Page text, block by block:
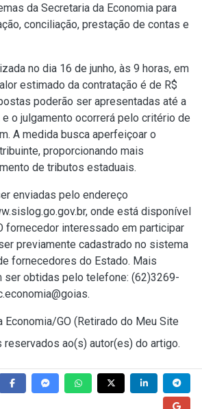
da Secretaria da Economia para
conciliação, prestação de contas e
no dia 16 de junho, às 9 horas, em
estimado da contratação é de R$
poderão ser apresentadas até a
o julgamento ocorrerá pelo critério de
A medida busca aperfeiçoar o
proporcionando mais
de tributos estaduais.
enviadas pelo endereço
, onde está disponível
fornecedor interessado em participar
previamente cadastrado no sistema
fornecedores do Estado. Mais
ser obtidas pelo telefone: (62)3269-
.
Economia/GO (Retirado do Meu Site
ao(s) autor(es) do artigo.